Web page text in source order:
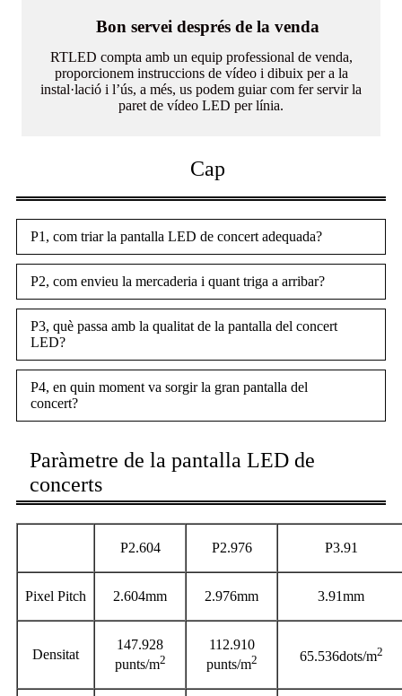
Bon servei després de la venda
RTLED compta amb un equip professional de venda,
proporcionem instruccions de vídeo i dibuix per a la
instal·lació i l’ús, a més, us podem guiar com fer servir la
paret de vídeo LED per línia.
Cap
P1, com triar la pantalla LED de concert adequada?
P2, com envieu la mercaderia i quant triga a arribar?
P3, què passa amb la qualitat de la pantalla del concert
LED?
P4, en quin moment va sorgir la gran pantalla del
concert?
Paràmetre de la pantalla LED de
concerts
P2.604 P2.976 P3.91
Pixel Pitch 2.604mm 2.976mm 3.91mm
Densitat
147.928
punts/m2
112.910
punts/m2 65.536dots/m2